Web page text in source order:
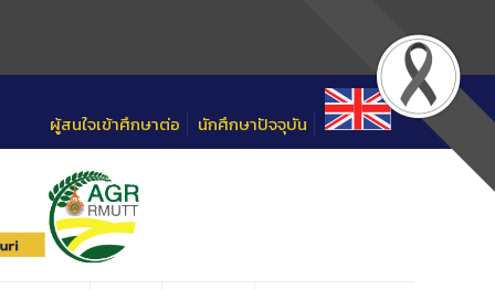
ผู้สนใจเข้าศึกษาต่อ นักศึกษาปัจจุบัน